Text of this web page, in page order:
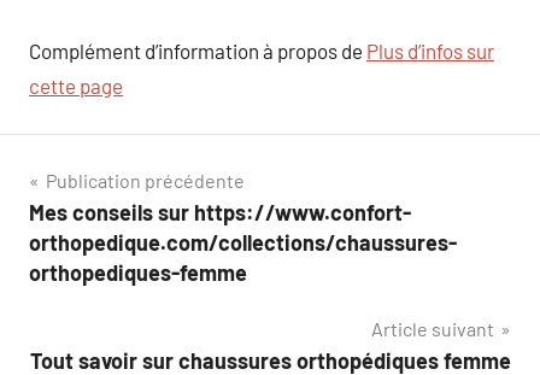
Complément d’information à propos de Plus d’infos sur
cette page
Navigation
de
l’article
Publication précédente
Mes conseils sur https://www.confort-
orthopedique.com/collections/chaussures-
orthopediques-femme
Article suivant
Tout savoir sur chaussures orthopédiques femme